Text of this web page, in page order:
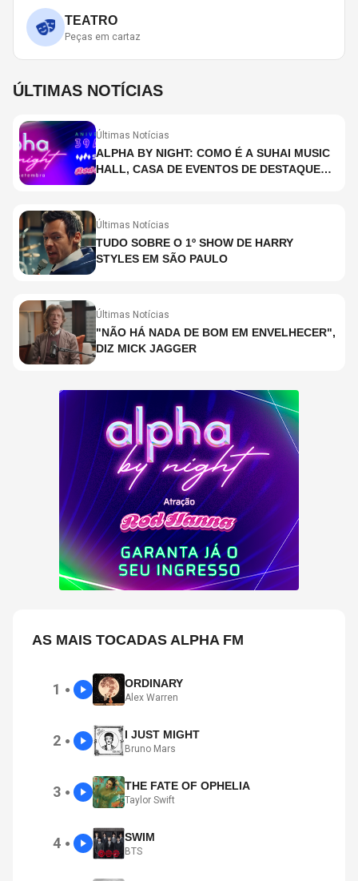
TEATRO
Peças em cartaz
ÚLTIMAS NOTÍCIAS
Últimas Notícias
ALPHA BY NIGHT: COMO É A SUHAI MUSIC
HALL, CASA DE EVENTOS DE DESTAQUE
Últimas Notícias
TUDO SOBRE O 1º SHOW DE HARRY
STYLES EM SÃO PAULO
Últimas Notícias
"NÃO HÁ NADA DE BOM EM ENVELHECER",
DIZ MICK JAGGER
AS MAIS TOCADAS ALPHA FM
1 ● ORDINARY
Alex Warren
2 ● I JUST MIGHT
Bruno Mars
3 ● THE FATE OF OPHELIA
Taylor Swift
4 ● SWIM
BTS